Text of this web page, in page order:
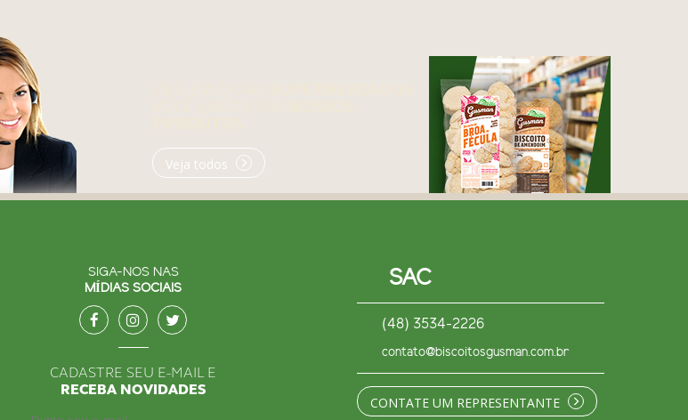
Veja todos
SIGA-NOS NAS
MÍDIAS SOCIAIS
CADASTRE SEU E-MAIL E
RECEBA NOVIDADES
SAC
(48) 3534-2226
contato@biscoitosgusman.com.br
CONTATE UM REPRESENTANTE